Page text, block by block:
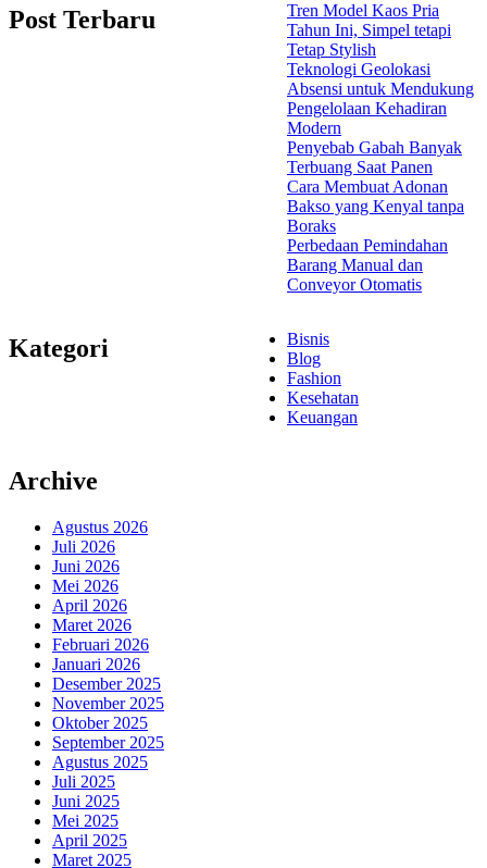
Post Terbaru
Tren Model Kaos Pria
Tahun Ini, Simpel tetapi
Tetap Stylish
Teknologi Geolokasi
Absensi untuk Mendukung
Pengelolaan Kehadiran
Modern
Penyebab Gabah Banyak
Terbuang Saat Panen
Cara Membuat Adonan
Bakso yang Kenyal tanpa
Boraks
Perbedaan Pemindahan
Barang Manual dan
Conveyor Otomatis
Kategori
Bisnis
Blog
Fashion
Kesehatan
Keuangan
Archive
Agustus 2026
Juli 2026
Juni 2026
Mei 2026
April 2026
Maret 2026
Februari 2026
Januari 2026
Desember 2025
November 2025
Oktober 2025
September 2025
Agustus 2025
Juli 2025
Juni 2025
Mei 2025
April 2025
Maret 2025